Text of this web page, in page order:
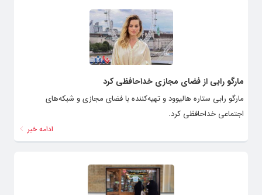
مارگو رابی از فضای مجازی خداحافظی کرد
مارگو رابی ستاره هالیوود و تهیه‌کننده با فضای مجازی و شبکه‌های
اجتماعی خداحافظی کرد.
ادامه خبر